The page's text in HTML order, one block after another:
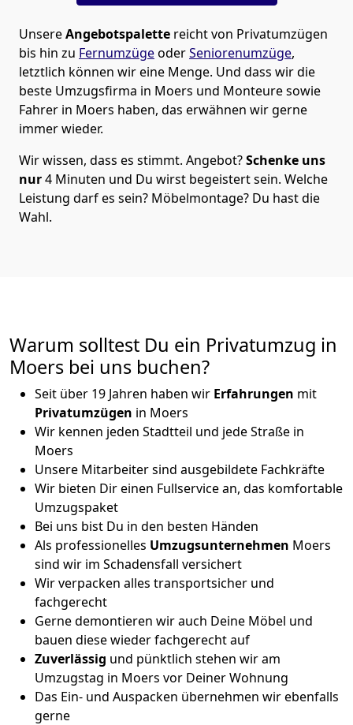
UnsereAngebotspalette reicht von Privatumzügen
bis hin zu FernumzügeoderSeniorenumzüge,
letztlich können wir eine Menge. Und dass wir die
beste Umzugsfirma in Moers und Monteure sowie
Fahrer in Moers haben, das erwähnen wir gerne
immer wieder.
Wir wissen, dass es stimmt. Angebot?Schenke uns
nur4 Minuten und Du wirst begeistert sein. Welche
Leistung darf es sein? Möbelmontage? Du hast die
Wahl.
Warum solltest Du ein Privatumzug in
Moers bei uns buchen?
Seit über 19 Jahren haben wir Erfahrungen mit
Privatumzügen in Moers
Wir kennen jeden Stadtteil und jede Straße in
Moers
Unsere Mitarbeiter sind ausgebildete Fachkräfte
Wir bieten Dir einen Fullservice an, das komfortable
Umzugspaket
Bei uns bist Du in den besten Händen
Als professionelles Umzugsunternehmen Moers
sind wir im Schadensfall versichert
Wir verpacken alles transportsicher und
fachgerecht
Gerne demontieren wir auch Deine Möbel und
bauen diese wieder fachgerecht auf
Zuverlässig und pünktlich stehen wir am
Umzugstag in Moers vor Deiner Wohnung
Das Ein- und Auspacken übernehmen wir ebenfalls
gerne